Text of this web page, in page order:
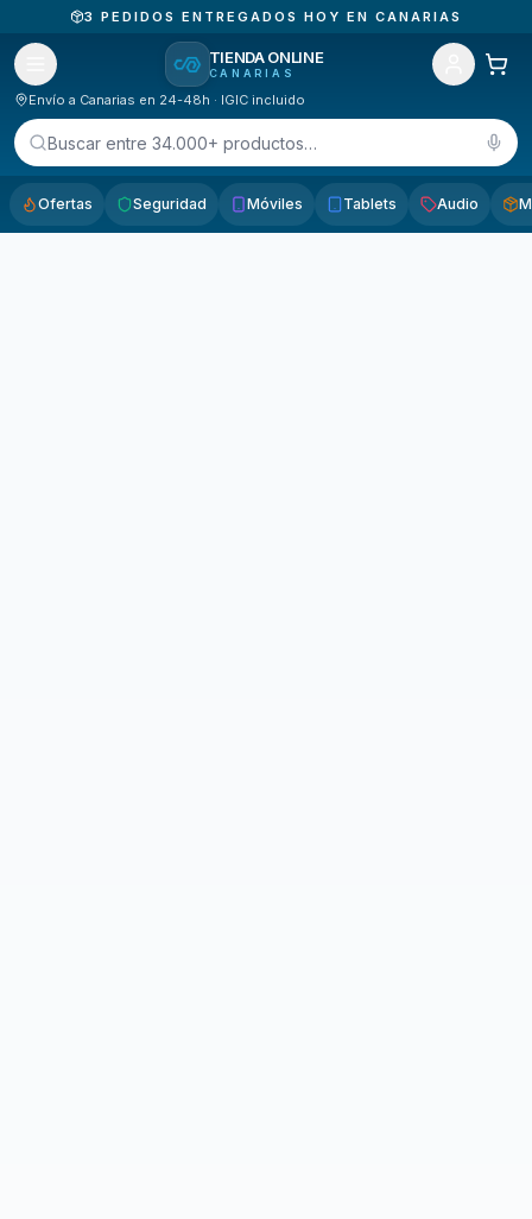
3 PEDIDOS ENTREGADOS HOY EN CANARIAS
TIENDA ONLINE
CANARIAS
Envío a Canarias en 24-48h · IGIC incluido
Buscar entre 34.000+ productos…
Ofertas Seguridad Móviles Tablets Audio